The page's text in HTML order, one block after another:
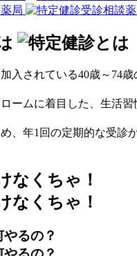
入されている40歳～74
ームに着目した、生活習
、年1回の定期的な受診